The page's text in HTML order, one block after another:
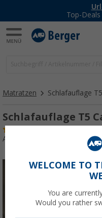
Top-
Matratzen Schlafauflage
Schlafauflage T5
Art.-Nr.: 257340
WELCOME TO
You are
Would you rather